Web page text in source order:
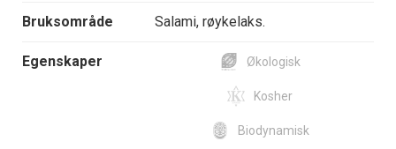
Bruksområde Salami, røykelaks.
Egenskaper Økologisk
Kosher
Biodynamisk